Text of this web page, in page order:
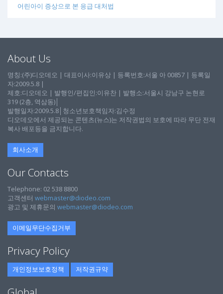
어린아이 증상으로 본 응급 대처법
About Us
명칭:(주)디오데오 | 대표이사:이유상 | 등록번호:서울 아 00857 | 등록일
자:2009.5.8 |
제호:디오데오 | 발행인/편집인:이유찬 | 발행소:서울시 강남구 논현로
319 (2층, 역삼동)│
발행일자:2009.5.8│청소년보호책임자:김수정
디오데오에서 제공되는 콘텐츠(뉴스)는 저작권법의 보호에 따라 무단 전재
복사 배포등을 금지합니다.
회사소개
Our Contacts
Telephone: 02 538 8800
고객센터 webmaster@diodeo.com
광고 및 제휴문의 webmaster@diodeo.com
이메일무단수집거부
Privacy Policy
개인정보보호정책 저작권규약